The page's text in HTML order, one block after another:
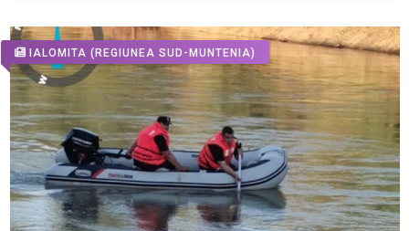
IALOMITA (REGIUNEA SUD-MUNTENIA)